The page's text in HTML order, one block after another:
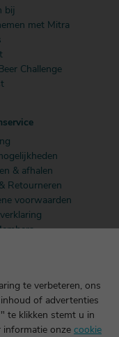
bij
met Mitra
Challenge
& afhalen
Retourneren
voorwaarden
te verbeteren, ons
of advertenties
te klikken stemt u in
informatie onze cookie